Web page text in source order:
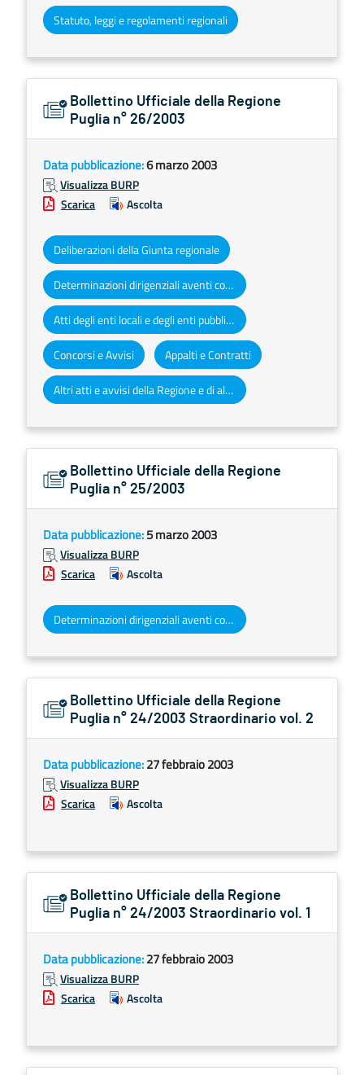
Statuto, leggi e regolamenti regionali
Bollettino Ufficiale della Regione
Puglia n° 26/2003
Data pubblicazione:6 marzo 2003
Visualizza BURP
Scarica
Ascolta
Deliberazioni della Giunta regionale
Determinazioni dirigenziali aventi contenuto di interesse generale
Atti degli enti locali e degli enti pubblici e privati
Concorsi e Avvisi Appalti e Contratti
Altri atti e avvisi della Regione e di altri enti pubblici che interessano la collettività regionale
Bollettino Ufficiale della Regione
Puglia n° 25/2003
Data pubblicazione:5 marzo 2003
Visualizza BURP
Scarica
Ascolta
Determinazioni dirigenziali aventi contenuto di interesse generale
Bollettino Ufficiale della Regione
Puglia n° 24/2003 Straordinario vol. 2
Data pubblicazione:27 febbraio 2003
Visualizza BURP
Scarica
Ascolta
Bollettino Ufficiale della Regione
Puglia n° 24/2003 Straordinario vol. 1
Data pubblicazione:27 febbraio 2003
Visualizza BURP
Scarica
Ascolta